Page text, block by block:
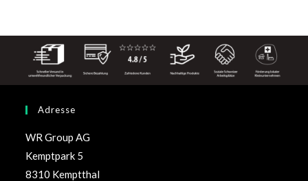
Adresse
WR Group AG
Kemptpark 5
8310 Kemptthal